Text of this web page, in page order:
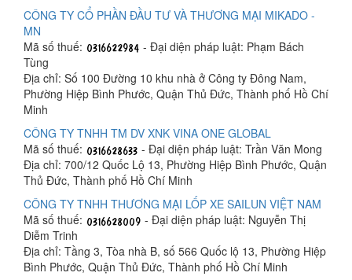
CÔNG TY CỔ PHẦN ĐẦU TƯ VÀ THƯƠNG MẠI MIKADO -
MN
Mã số thuế:
- Đại diện pháp luật: Phạm Bách
Tùng
Địa chỉ: Số 100 Đường 10 khu nhà ở Công ty Đông Nam,
Phường Hiệp Bình Phước, Quận Thủ Đức, Thành phố Hồ Chí
Minh
CÔNG TY TNHH TM DV XNK VINA ONE GLOBAL
Mã số thuế:
- Đại diện pháp luật: Trần Văn Mong
Địa chỉ: 700/12 Quốc Lộ 13, Phường Hiệp Bình Phước, Quận
Thủ Đức, Thành phố Hồ Chí Minh
CÔNG TY TNHH THƯƠNG MẠI LỐP XE SAILUN VIỆT NAM
Mã số thuế:
- Đại diện pháp luật: Nguyễn Thị
Diễm Trinh
Địa chỉ: Tầng 3, Tòa nhà B, số 566 Quốc lộ 13, Phường Hiệp
Bình Phước, Quận Thủ Đức, Thành phố Hồ Chí Minh